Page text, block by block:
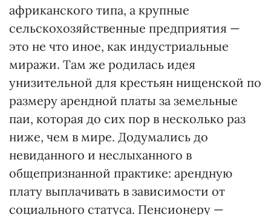
африканского типа, а крупные
сельскохозяйственные предприятия —
это не что иное, как индустриальные
миражи. Там же родилась идея
унизительной для крестьян нищенской по
размеру арендной платы за земельные
паи, которая до сих пор в несколько раз
ниже, чем в мире. Додумались до
невиданного и неслыханного в
общепризнанной практике: арендную
плату выплачивать в зависимости от
социального статуса. Пенсионеру —